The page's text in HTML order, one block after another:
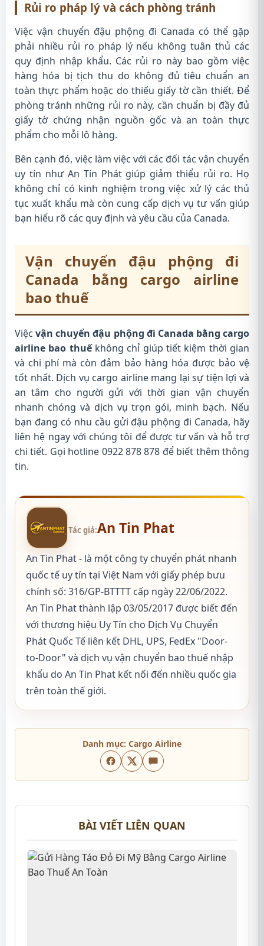
Rủi ro pháp lý và cách phòng tránh
Việc vận chuyển đậu phộng đi Canada có thể gặp
phải nhiều rủi ro pháp lý nếu không tuân thủ các
quy định nhập khẩu. Các rủi ro này bao gồm việc
hàng hóa bị tịch thu do không đủ tiêu chuẩn an
toàn thực phẩm hoặc do thiếu giấy tờ cần thiết. Để
phòng tránh những rủi ro này, cần chuẩn bị đầy đủ
giấy tờ chứng nhận nguồn gốc và an toàn thực
phẩm cho mỗi lô hàng.
Bên cạnh đó, việc làm việc với các đối tác vận chuyển
uy tín như An Tín Phát giúp giảm thiểu rủi ro. Họ
không chỉ có kinh nghiệm trong việc xử lý các thủ
tục xuất khẩu mà còn cung cấp dịch vụ tư vấn giúp
bạn hiểu rõ các quy định và yêu cầu của Canada.
Vận chuyển đậu phộng đi
Canada bằng cargo airline
bao thuế
Việcvận chuyển đậu phộng đi Canada bằng cargo
airline bao thuếkhông chỉ giúp tiết kiệm thời gian
và chi phí mà còn đảm bảo hàng hóa được bảo vệ
tốt nhất. Dịch vụ cargo airline mang lại sự tiện lợi và
an tâm cho người gửi với thời gian vận chuyển
nhanh chóng và dịch vụ trọn gói, minh bạch. Nếu
bạn đang có nhu cầu gửi đậu phộng đi Canada, hãy
liên hệ ngay với chúng tôi để được tư vấn và hỗ trợ
chi tiết. Gọi hotline 0922 878 878 để biết thêm thông
tin.
Tác giả:An Tin Phat
An Tin Phat - là một công ty chuyển phát nhanh
quốc tế uy tín tại Việt Nam với giấy phép bưu
chính số: 316/GP-BTTTT cấp ngày 22/06/2022.
An Tin Phat thành lập 03/05/2017 được biết đến
với thương hiệu Uy Tín cho Dịch Vụ Chuyển
Phát Quốc Tế liên kết DHL, UPS, FedEx "Door-
to-Door" và dịch vụ vận chuyển bao thuế nhập
khẩu do An Tin Phat kết nối đến nhiều quốc gia
trên toàn thế giới.
Danh mục: Cargo Airline
BÀI VIẾT LIÊN QUAN